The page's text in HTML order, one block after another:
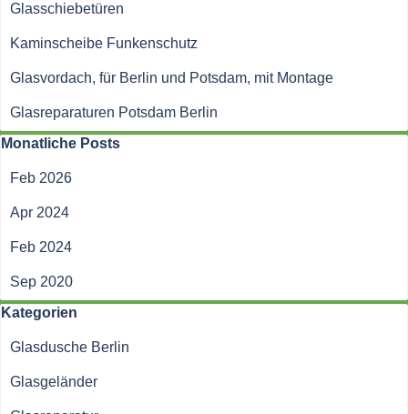
Glasschiebetüren
Kaminscheibe Funkenschutz
Glasvordach, für Berlin und Potsdam, mit Montage
Glasreparaturen Potsdam Berlin
Block überspringen Monatliche Posts
Monatliche Posts
Feb 2026
Apr 2024
Feb 2024
Sep 2020
Block überspringen Kategorien
Kategorien
Glasdusche Berlin
Glasgeländer